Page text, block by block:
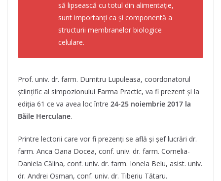
să lipsească cu totul din alimentație,
sunt importanți ca și componentă a
structurii membranelor biologice
celulare.
Prof. univ. dr. farm. Dumitru Lupuleasa, coordonatorul
științific al simpozionului Farma Practic, va fi prezent și la
ediția 61 ce va avea loc între 24-25 noiembrie 2017 la
Băile Herculane.
Printre lectorii care vor fi prezenți se află și șef lucrări dr.
farm. Anca Oana Docea, conf. univ. dr. farm. Cornelia-
Daniela Călina, conf. univ. dr. farm. Ionela Belu, asist. univ.
dr. Andrei Osman, conf. univ. dr. Tiberiu Tătaru.